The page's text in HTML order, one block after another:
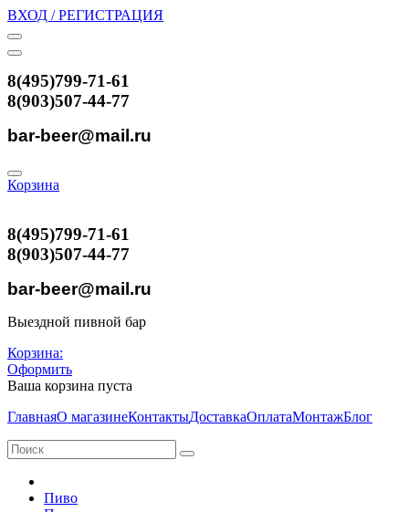
ВХОД / РЕГИСТРАЦИЯ
8(495)799-71-61
8(903)507-44-77
bar-beer@mail.ru
Корзина
8(495)799-71-61
8(903)507-44-77
bar-beer@mail.ru
Выездной пивной бар
Корзина:
Оформить
Ваша корзина пуста
ГлавнаяО магазинеКонтактыДоставкаОплатаМонтажБлог
Пиво